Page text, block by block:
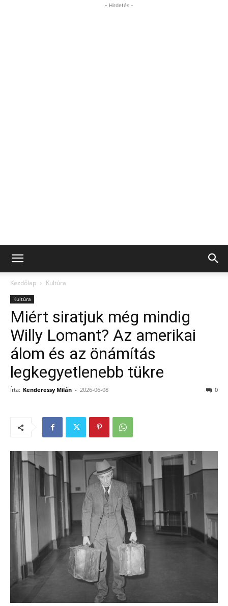
- Hirdetés -
Kezdőlap Kultúra
Kultúra
Miért siratjuk még mindig
Willy Lomant? Az amerikai
álom és az önámítás
legkegyetlenebb tükre
Írta: Kenderessy Milán - 2026-06-08 0